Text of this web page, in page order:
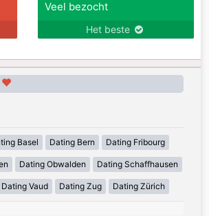
Veel bezocht
Het beste
Basel Dating Bern Dating Fribourg
Dating Obwalden Dating Schaffhausen
Dating Vaud Dating Zug Dating Zürich